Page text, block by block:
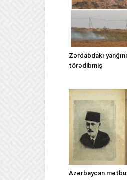
Zərdabdakı
törədibmiş
Azərbaycan